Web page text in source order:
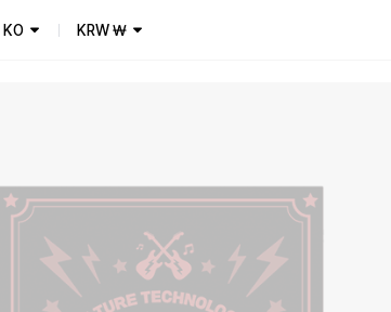
KO KRW₩